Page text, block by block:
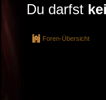
Du darfst
Foren-Übersicht